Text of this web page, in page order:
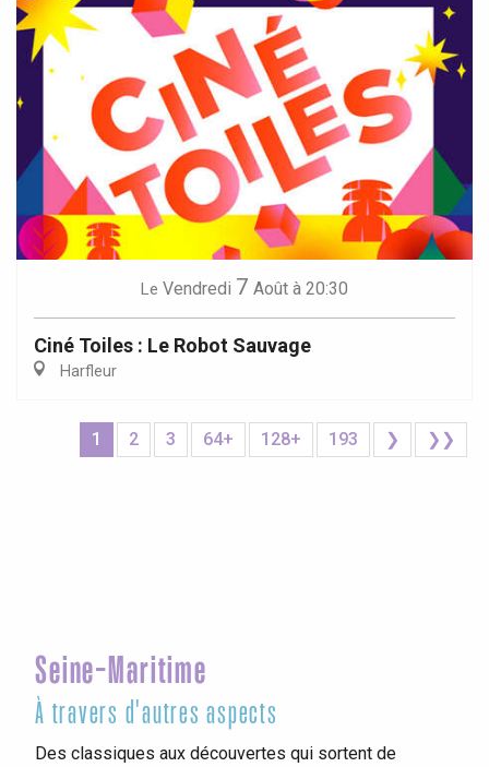
Le Vendredi 7 Août à 20:30
Ciné Toiles : Le Robot Sauvage
Harfleur
1 2 3 64+ 128+ 193 ❯ ❯❯
Seine-Maritime
À travers d'autres aspects
Des classiques aux découvertes qui sortent de